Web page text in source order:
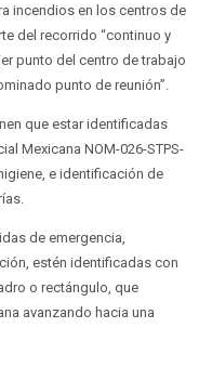
incendios en los centros de
del recorrido “continuo y
punto del centro de trabajo
punto de reunión”.
que estar identificadas
Mexicana NOM-026-STPS-
e identificación de
de emergencia,
estén identificadas con
o rectángulo, que
avanzando hacia una